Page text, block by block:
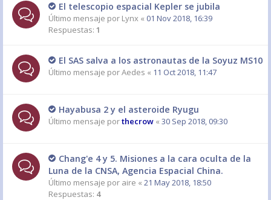
El telescopio espacial Kepler se jubila
Último mensaje por Lynx « 01 Nov 2018, 16:39
Respuestas: 1
El SAS salva a los astronautas de la Soyuz MS10
Último mensaje porAedes « 11 Oct 2018, 11:47
Hayabusa 2 y el asteroide Ryugu
Último mensaje porthecrow « 30 Sep 2018, 09:30
Chang'e 4 y 5. Misiones a la cara oculta de la
Luna de la CNSA, Agencia Espacial China.
Último mensaje por aire « 21 May 2018, 18:50
Respuestas: 4